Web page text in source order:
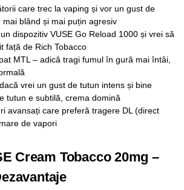
care trec la vaping și vor un gust de
mai blând și mai puțin agresiv
dispozitiv VUSE Go Reload 1000 și vrei să
față de Rich Tobacco
MTL – adică tragi fumul în gură mai întâi,
vrei un gust de tutun intens și bine
tutun e subtilă, crema domină
avansați care preferă tragere DL (direct
de vapori
Cream Tobacco 20mg –